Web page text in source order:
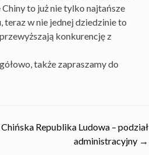
to już nie tylko najtańsze
w nie jednej dziedzinie to
konkurencję z
także zapraszamy do
Chińska Republika Ludowa – podział
administracyjny →